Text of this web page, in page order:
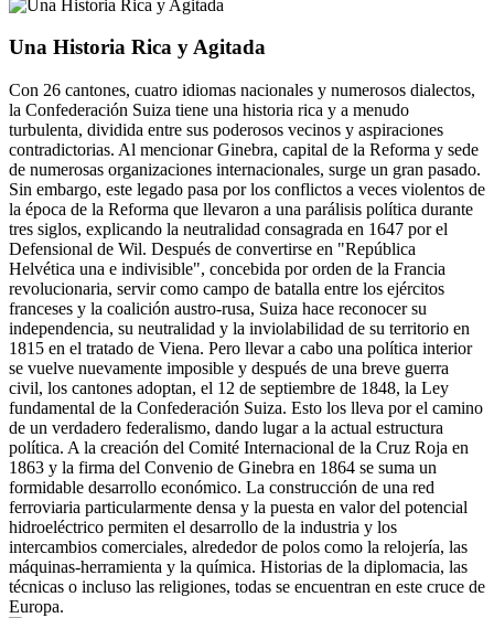
Una Historia Rica y Agitada
Con 26 cantones, cuatro idiomas nacionales y numerosos dialectos,
la Confederación Suiza tiene una historia rica y a menudo
turbulenta, dividida entre sus poderosos vecinos y aspiraciones
contradictorias. Al mencionar Ginebra, capital de la Reforma y sede
de numerosas organizaciones internacionales, surge un gran pasado.
Sin embargo, este legado pasa por los conflictos a veces violentos de
la época de la Reforma que llevaron a una parálisis política durante
tres siglos, explicando la neutralidad consagrada en 1647 por el
Defensional de Wil. Después de convertirse en "República
Helvética una e indivisible", concebida por orden de la Francia
revolucionaria, servir como campo de batalla entre los ejércitos
franceses y la coalición austro-rusa, Suiza hace reconocer su
independencia, su neutralidad y la inviolabilidad de su territorio en
1815 en el tratado de Viena. Pero llevar a cabo una política interior
se vuelve nuevamente imposible y después de una breve guerra
civil, los cantones adoptan, el 12 de septiembre de 1848, la Ley
fundamental de la Confederación Suiza. Esto los lleva por el camino
de un verdadero federalismo, dando lugar a la actual estructura
política. A la creación del Comité Internacional de la Cruz Roja en
1863 y la firma del Convenio de Ginebra en 1864 se suma un
formidable desarrollo económico. La construcción de una red
ferroviaria particularmente densa y la puesta en valor del potencial
hidroeléctrico permiten el desarrollo de la industria y los
intercambios comerciales, alrededor de polos como la relojería, las
máquinas-herramienta y la química. Historias de la diplomacia, las
técnicas o incluso las religiones, todas se encuentran en este cruce de
Europa.